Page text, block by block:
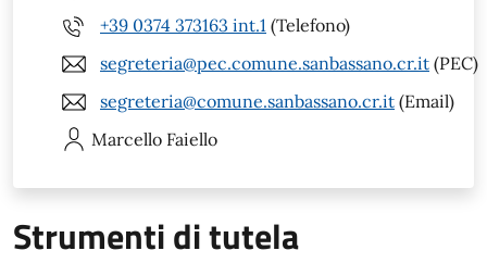
+39 0374 373163 int.1 (Telefono)
segreteria@pec.comune.sanbassano.cr.it (PEC)
segreteria@comune.sanbassano.cr.it (Email)
Marcello Faiello
Strumenti di tutela